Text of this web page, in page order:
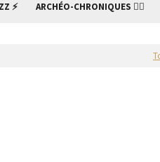
⚡ ARCHÉO-CHRONIQUES 🧙‍♂